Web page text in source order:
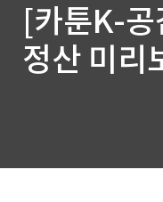
[카툰K-
정산 미리